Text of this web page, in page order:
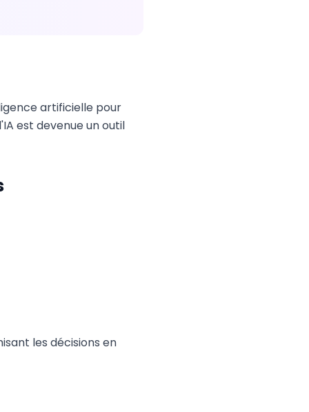
artificielle pour
est devenue un outil
les décisions en